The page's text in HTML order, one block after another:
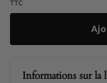
TTC
Informations sur la